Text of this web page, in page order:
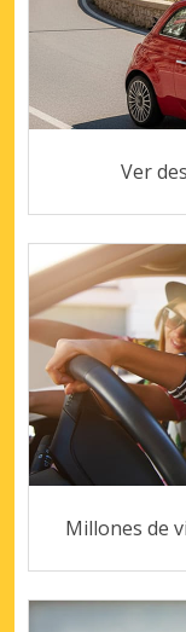
Ver
Millones de